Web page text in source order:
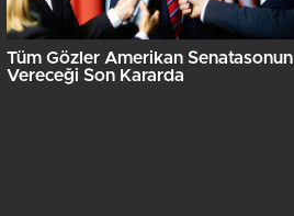
Tüm Gözler Amerikan Senatasonun
Vereceği Son Kararda